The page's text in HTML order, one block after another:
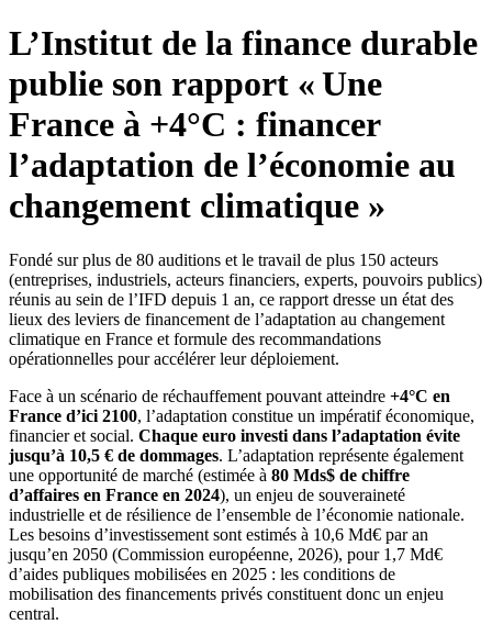
L’Institut de la finance durable
publie son rapport « Une
France à +4°C : financer
l’adaptation de l’économie au
changement climatique »
Fondé sur plus de 80 auditions et le travail de plus 150 acteurs
(entreprises, industriels, acteurs financiers, experts, pouvoirs publics)
réunis au sein de l’IFD depuis 1 an, ce rapport dresse un état des
lieux des leviers de financement de l’adaptation au changement
climatique en France et formule des recommandations
opérationnelles pour accélérer leur déploiement.
Face à un scénario de réchauffement pouvant atteindre +4°C en
France d’ici 2100, l’adaptation constitue un impératif économique,
financier et social. Chaque euro investi dans l’adaptation évite
jusqu’à 10,5 € de dommages. L’adaptation représente également
une opportunité de marché (estimée à 80 Mds$ de chiffre
d’affaires en France en 2024), un enjeu de souveraineté
industrielle et de résilience de l’ensemble de l’économie nationale.
Les besoins d’investissement sont estimés à 10,6 Md€ par an
jusqu’en 2050 (Commission européenne, 2026), pour 1,7 Md€
d’aides publiques mobilisées en 2025 : les conditions de
mobilisation des financements privés constituent donc un enjeu
central.